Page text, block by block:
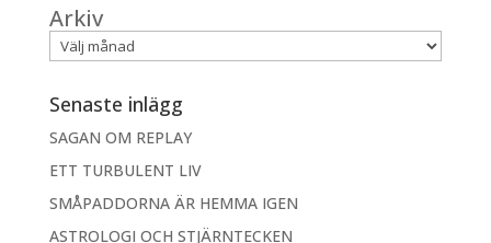
Arkiv
Senaste inlägg
SAGAN OM REPLAY
ETT TURBULENT LIV
SMÅPADDORNA ÄR HEMMA IGEN
ASTROLOGI OCH STJÄRNTECKEN